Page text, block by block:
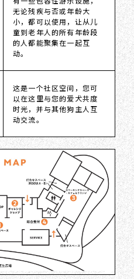
无论残疾与否或年龄大
小，都可以使用，让从儿
童到老年人的所有年龄段
的人都能聚集在一起互
动。
这是一个社区空间，您可
以在这里与您的爱犬共度
时光，并与其他狗主人互
动交流。